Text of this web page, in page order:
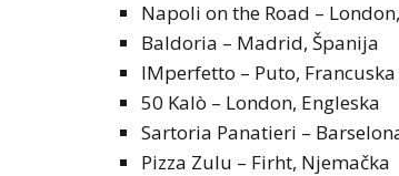
Napoli on the Road –
Baldoria – Madrid, Španija
IMperfetto – Puto, Francuska
50 Kalò – London, Engleska
Sartoria Panatieri –
Pizza Zulu – Firht, Njemačka